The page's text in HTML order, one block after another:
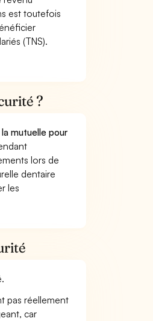
est toutefois
(TNS).
?
mutuelle pour
lors de
dentaire
les
pas réellement
car